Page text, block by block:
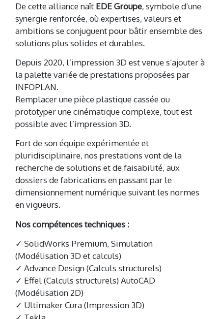
De cette alliance naît EDE Groupe, symbole d’une
synergie renforcée, où expertises, valeurs et
ambitions se conjuguent pour bâtir ensemble des
solutions plus solides et durables.
Depuis 2020, l’impression 3D est venue s’ajouter à
la palette variée de prestations proposées par
INFOPLAN.
Remplacer une pièce plastique cassée ou
prototyper une cinématique complexe, tout est
possible avec l’impression 3D.
Fort de son équipe expérimentée et
pluridisciplinaire, nos prestations vont de la
recherche de solutions et de faisabilité, aux
dossiers de fabrications en passant par le
dimensionnement numérique suivant les normes
en vigueurs.
Nos compétences techniques :
✓ SolidWorks Premium, Simulation
(Modélisation 3D et calculs)
✓ Advance Design (Calculs structurels)
✓ Effel (Calculs structurels) AutoCAD
(Modélisation 2D)
✓ Ultimaker Cura (Impression 3D)